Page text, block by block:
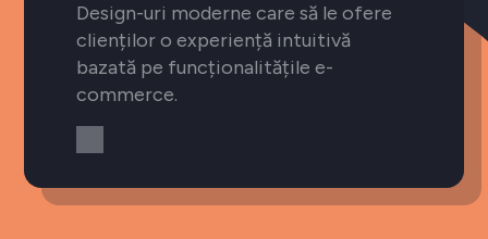
Design-uri moderne care să le ofere
clienților o experiență intuitivă
bazată pe funcționalitățile e-
commerce.